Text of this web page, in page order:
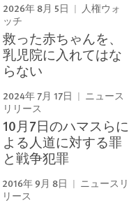
2026年 8月 5日
人権ウォ
ッチ
救った赤ちゃんを、
乳児院に入れてはな
らない
2024年 7月 17日
ニュース
リリース
10月7日のハマスらに
よる人道に対する罪
と戦争犯罪
2016年 9月 8日
ニュースリ
リース